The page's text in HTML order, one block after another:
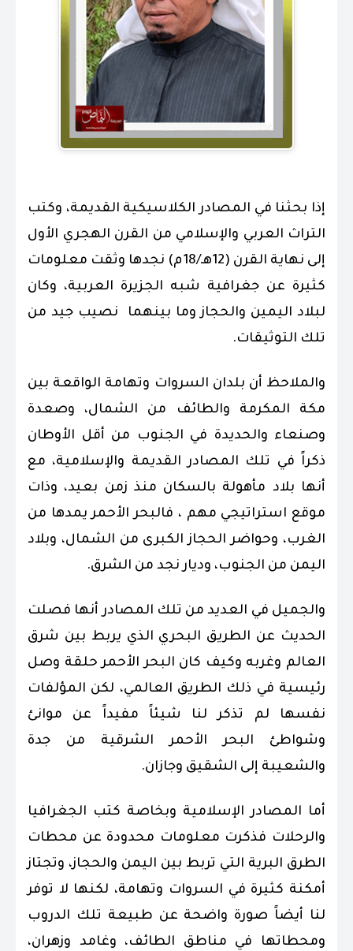
إذا بحثنا في المصادر الكلاسيكية القديمة، وكتب
التراث العربي والإسلامي من القرن الهجري الأول
إلى نهاية القرن (12هـ/18م) نجدها وثقت معلومات
كثيرة عن جغرافية شبه الجزيرة العربية، وكان
لبلاد اليمين والحجاز وما بينهما نصيب جيد من
تلك التوثيقات.
والملاحظ أن بلدان السروات وتهامة الواقعة بين
مكة المكرمة والطائف من الشمال، وصعدة
وصنعاء والحديدة في الجنوب من أقل الأوطان
ذكراً في تلك المصادر القديمة والإسلامية، مع
أنها بلاد مأهولة بالسكان منذ زمن بعيد، وذات
موقع استراتيجي مهم ، فالبحر الأحمر يمدها من
الغرب، وحواضر الحجاز الكبرى من الشمال، وبلاد
اليمن من الجنوب، وديار نجد من الشرق.
والجميل في العديد من تلك المصادر أنها فصلت
الحديث عن الطريق البحري الذي يربط بين شرق
العالم وغربه وكيف كان البحر الأحمر حلقة وصل
رئيسية في ذلك الطريق العالمي، لكن المؤلفات
نفسها لم تذكر لنا شيئاً مفيداً عن موانئ
وشواطئ البحر الأحمر الشرقية من جدة
والشعيبة إلى الشقيق وجازان.
أما المصادر الإسلامية وبخاصة كتب الجغرافيا
والرحلات فذكرت معلومات محدودة عن محطات
الطرق البرية التي تربط بين اليمن والحجاز، وتجتاز
أمكنة كثيرة في السروات وتهامة، لكنها لا توفر
لنا أيضاً صورة واضحة عن طبيعة تلك الدروب
ومحطاتها في مناطق الطائف، وغامد وزهران،